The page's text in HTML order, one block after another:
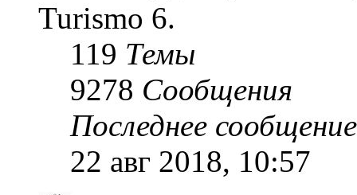
Turismo 6.
119 Темы
9278 Сообщения
Последнее сообщение
22 авг 2018, 10:57